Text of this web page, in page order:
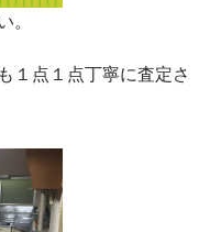
。
１点１点丁寧に査定さ